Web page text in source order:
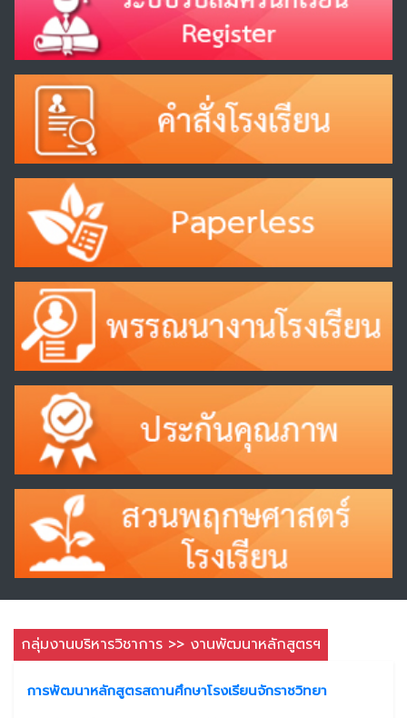
กลุ่มงานบริหารวิชาการ >> งานพัฒนาหลักสูตรฯ
การพัฒนาหลักสูตรสถานศึกษาโรงเรียนจักราชวิทยา